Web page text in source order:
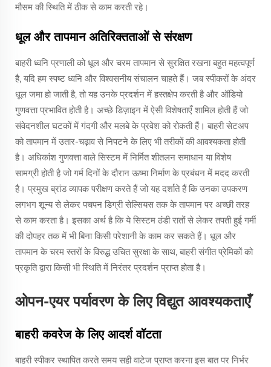
मौसम की स्थिति में ठीक से काम करती रहे।
धूल और तापमान अतिरिक्तताओं से संरक्षण
बाहरी ध्वनि प्रणाली को धूल और चरम तापमान से सुरक्षित रखना बहुत महत्वपूर्ण
है, यदि हम स्पष्ट ध्वनि और विश्वसनीय संचालन चाहते हैं। जब स्पीकरों के अंदर
धूल जमा हो जाती है, तो यह उनके प्रदर्शन में हस्तक्षेप करती है और ऑडियो
गुणवत्ता प्रभावित होती है। अच्छे डिज़ाइन में ऐसी विशेषताएँ शामिल होती हैं जो
संवेदनशील घटकों में गंदगी और मलबे के प्रवेश को रोकती हैं। बाहरी सेटअप
को तापमान में उतार-चढ़ाव से निपटने के लिए भी तरीकों की आवश्यकता होती
है। अधिकांश गुणवत्ता वाले सिस्टम में निर्मित शीतलन समाधान या विशेष
सामग्री होती है जो गर्म दिनों के दौरान ऊष्मा निर्माण के प्रबंधन में मदद करती
है। प्रमुख ब्रांड व्यापक परीक्षण करते हैं जो यह दर्शाते हैं कि उनका उपकरण
लगभग शून्य से लेकर पचपन डिग्री सेल्सियस तक के तापमान पर अच्छी तरह
से काम करता है। इसका अर्थ है कि ये सिस्टम ठंडी रातों से लेकर तपती हुई गर्मी
की दोपहर तक में भी बिना किसी परेशानी के काम कर सकते हैं। धूल और
तापमान के चरम स्तरों के विरुद्ध उचित सुरक्षा के साथ, बाहरी संगीत प्रेमिकों को
प्रकृति द्वारा किसी भी स्थिति में निरंतर प्रदर्शन प्राप्त होता है।
ओपन-एयर पर्यावरण के लिए विद्युत आवश्यकताएँ
बाहरी कवरेज के लिए आदर्श वॉटता
बाहरी स्पीकर स्थापित करते समय सही वाटेज प्राप्त करना इस बात पर निर्भर